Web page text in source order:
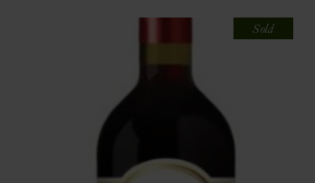
Sold